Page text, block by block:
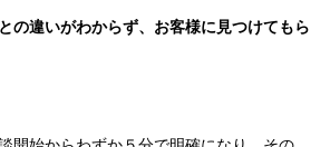
の違いがわからず、お客様に見つけてもら